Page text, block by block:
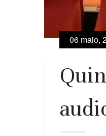
06 maio,